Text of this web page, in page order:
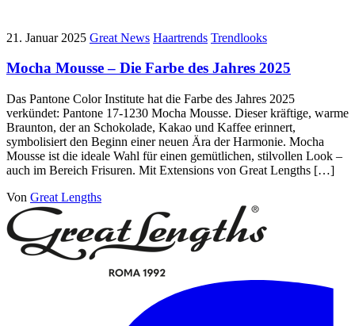
21. Januar 2025 Great News Haartrends Trendlooks
Mocha Mousse – Die Farbe des Jahres 2025
Das Pantone Color Institute hat die Farbe des Jahres 2025
verkündet: Pantone 17-1230 Mocha Mousse. Dieser kräftige, warme
Braunton, der an Schokolade, Kakao und Kaffee erinnert,
symbolisiert den Beginn einer neuen Ära der Harmonie. Mocha
Mousse ist die ideale Wahl für einen gemütlichen, stilvollen Look –
auch im Bereich Frisuren. Mit Extensions von Great Lengths […]
Von Great Lengths